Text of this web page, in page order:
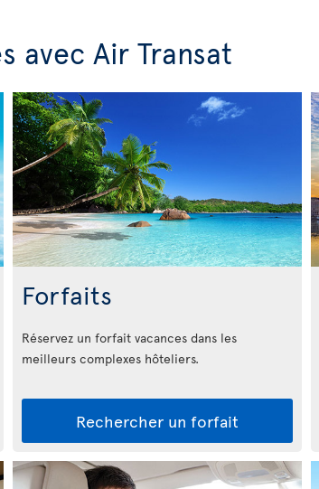
avec Air Transat
Forfaits
Réservez un forfait vacances dans les
meilleurs complexes hôteliers.
Rechercher un forfait